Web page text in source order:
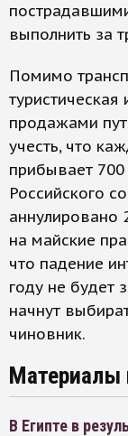
выполнить за
Помимо
продажами
учесть, что
прибывает
Российского
аннулировано
на майские
что падение
году не будет
начнут
чиновник.
Материалы
В Египте в